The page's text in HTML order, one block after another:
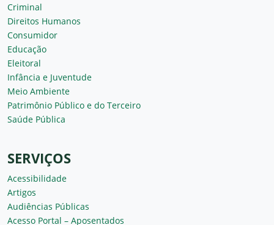
Criminal
Direitos Humanos
Consumidor
Educação
Eleitoral
Infância e Juventude
Meio Ambiente
Patrimônio Público e do Terceiro
Saúde Pública
SERVIÇOS
Acessibilidade
Artigos
Audiências Públicas
Acesso Portal – Aposentados